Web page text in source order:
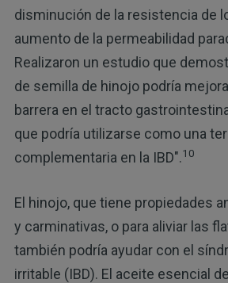
disminución de la resistencia de
aumento de la permeabilidad
Realizaron un estudio que
de semilla de hinojo podría
barrera en el tracto
que podría utilizarse como una
complementaria en la IBD".10
El hinojo, que tiene propiedades
y carminativas, o para aliviar las
también podría ayudar con el
irritable (IBD). El aceite esencial